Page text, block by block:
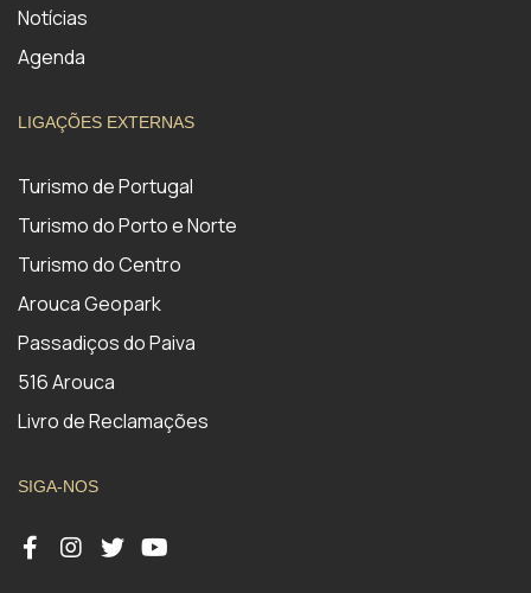
Notícias
Agenda
LIGAÇÕES EXTERNAS
Turismo de Portugal
Turismo do Porto e Norte
Turismo do Centro
Arouca Geopark
Passadiços do Paiva
516 Arouca
Livro de Reclamações
SIGA-NOS